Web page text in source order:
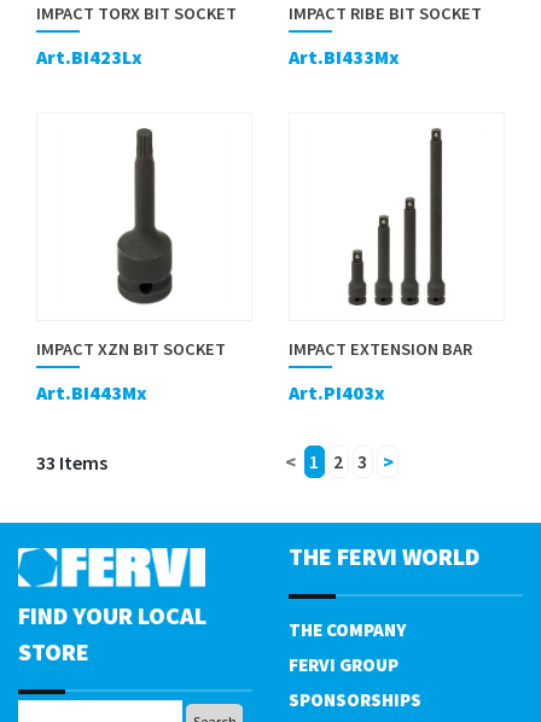
IMPACT TORX BIT SOCKET
Art.BI423Lx
IMPACT RIBE BIT SOCKET
Art.BI433Mx
IMPACT XZN BIT SOCKET
Art.BI443Mx
IMPACT EXTENSION BAR
Art.PI403x
33 Items < 1 2 3 >
FIND YOUR LOCAL
STORE
THE FERVI WORLD
THE COMPANY
FERVI GROUP
SPONSORSHIPS